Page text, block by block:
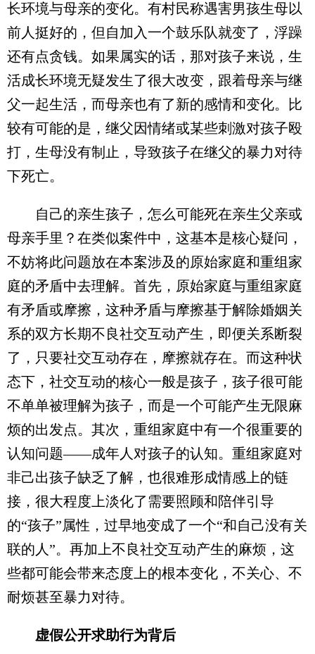
长环境与母亲的变化。有村民称遇害男孩生母以
前人挺好的，但自加入一个鼓乐队就变了，浮躁
还有点贪钱。如果属实的话，那对孩子来说，生
活成长环境无疑发生了很大改变，跟着母亲与继
父一起生活，而母亲也有了新的感情和变化。比
较有可能的是，继父因情绪或某些刺激对孩子殴
打，生母没有制止，导致孩子在继父的暴力对待
下死亡。
自己的亲生孩子，怎么可能死在亲生父亲或
母亲手里？在类似案件中，这基本是核心疑问，
不妨将此问题放在本案涉及的原始家庭和重组家
庭的矛盾中去理解。首先，原始家庭与重组家庭
有矛盾或摩擦，这种矛盾与摩擦基于解除婚姻关
系的双方长期不良社交互动产生，即便关系断裂
了，只要社交互动存在，摩擦就存在。而这种状
态下，社交互动的核心一般是孩子，孩子很可能
不单单被理解为孩子，而是一个可能产生无限麻
烦的出发点。其次，重组家庭中有一个很重要的
认知问题——成年人对孩子的认知。重组家庭对
非己出孩子缺乏了解，也很难形成情感上的链
接，很大程度上淡化了需要照顾和陪伴引导
的“孩子”属性，过早地变成了一个“和自己没有关
联的人”。再加上不良社交互动产生的麻烦，这
些都可能会带来态度上的根本变化，不关心、不
耐烦甚至暴力对待。
虚假公开求助行为背后